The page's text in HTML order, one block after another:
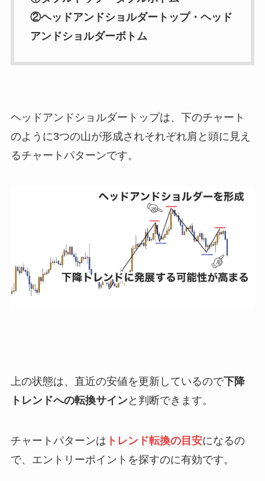
②ヘッドアンドショルダートップ・ヘッド
アンドショルダーボトム
ヘッドアンドショルダートップは、下のチャート
のように3つの山が形成されそれぞれ肩と頭に見え
るチャートパターンです。
上の状態は、直近の安値を更新しているので下降
トレンドへの転換サインと判断できます。
チャートパターンは トレンド転換の目安になるの
で、エントリーポイントを探すのに有効です。